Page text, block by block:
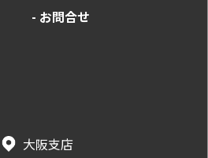
大阪支店
- お問合せ